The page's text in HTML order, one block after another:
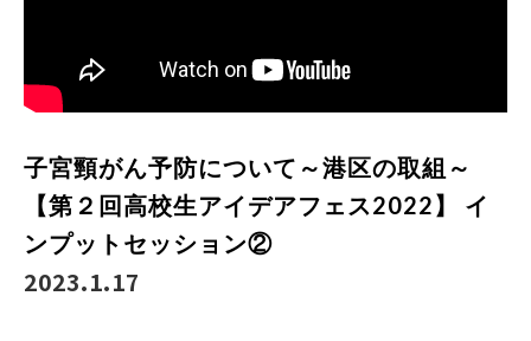
子宮頸がん予防について～港区の取組～
【第２回高校生アイデアフェス2022】 イ
ンプットセッション②
2023.1.17